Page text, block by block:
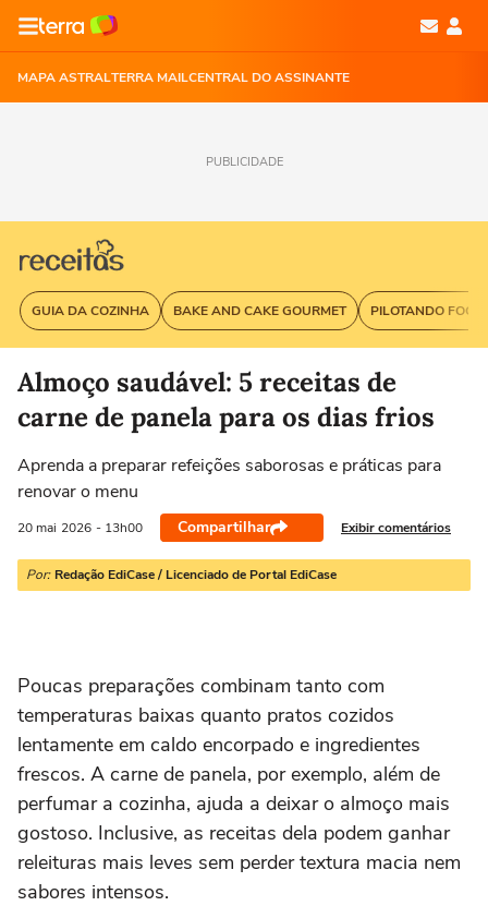
MAPA ASTRALTERRA MAILCENTRAL DO ASSINANTE
PUBLICIDADE
GUIA DA COZINHA BAKE AND CAKE GOURMET PILOTANDO
Almoço saudável: 5 receitas de
carne de panela para os dias frios
Aprenda a preparar refeições saborosas e práticas para
renovar o menu
20 mai 2026 - 13h00 Compartilhar Exibir comentários
Por: Redação EdiCase / Licenciado de Portal EdiCase
Poucas preparações combinam tanto com
temperaturas baixas quanto pratos cozidos
lentamente em caldo encorpado e ingredientes
frescos. A carne de panela, por exemplo, além de
perfumar a cozinha, ajuda a deixar o almoço mais
gostoso. Inclusive, as receitas dela podem ganhar
releituras mais leves sem perder textura macia nem
sabores intensos.